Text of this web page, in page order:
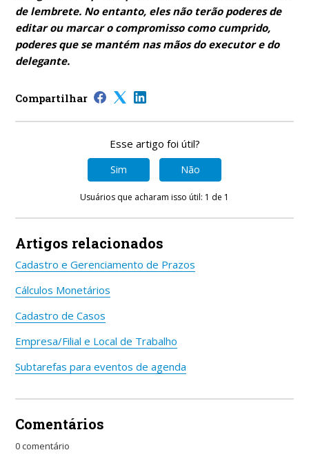
de lembrete. No entanto, eles não terão poderes de
editar ou marcar o compromisso como cumprido,
poderes que se mantém nas mãos do executor e do
delegante.
Compartilhar
Esse artigo foi útil?
Sim Não
Usuários que acharam isso útil: 1 de 1
Artigos relacionados
Cadastro e Gerenciamento de Prazos
Cálculos Monetários
Cadastro de Casos
Empresa/Filial e Local de Trabalho
Subtarefas para eventos de agenda
Comentários
0 comentário